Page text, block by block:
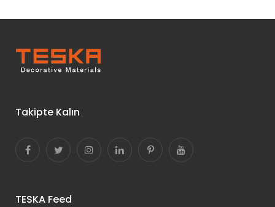
Takipte Kalın
TESKA Feed